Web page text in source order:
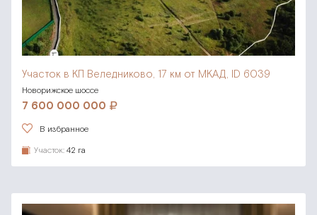
Участок в КП Веледниково, 17 км от МКАД, ID 6039
Новорижское шоссе
7 600 000 000
В избранное
Участок: 42 га